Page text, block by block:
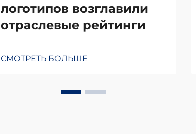
логотипов возглавили
отраслевые рейтинги
СМОТРЕТЬ БОЛЬШЕ